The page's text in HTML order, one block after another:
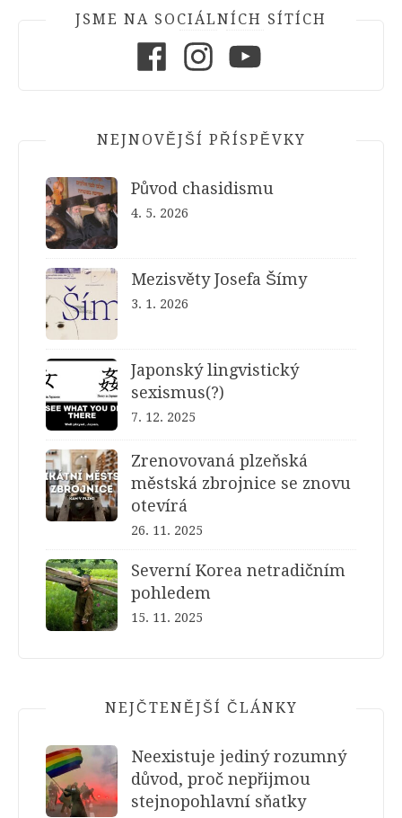
JSME NA SOCIÁLNÍCH SÍTÍCH
NEJNOVĚJŠÍ PŘÍSPĚVKY
Původ chasidismu
4. 5. 2026
Mezisvěty Josefa Šímy
3. 1. 2026
Japonský lingvistický
sexismus(?)
7. 12. 2025
Zrenovovaná plzeňská
městská zbrojnice se znovu
otevírá
26. 11. 2025
Severní Korea netradičním
pohledem
15. 11. 2025
NEJČTENĚJŠÍ ČLÁNKY
Neexistuje jediný rozumný
důvod, proč nepřijmou
stejnopohlavní sňatky